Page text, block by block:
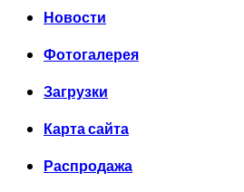
Новости
Фотогалерея
Загрузки
Карта сайта
Распродажа